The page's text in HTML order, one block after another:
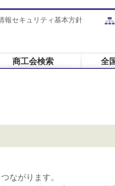
報セキュリティ基本方針
商工会検索
全
ながります。